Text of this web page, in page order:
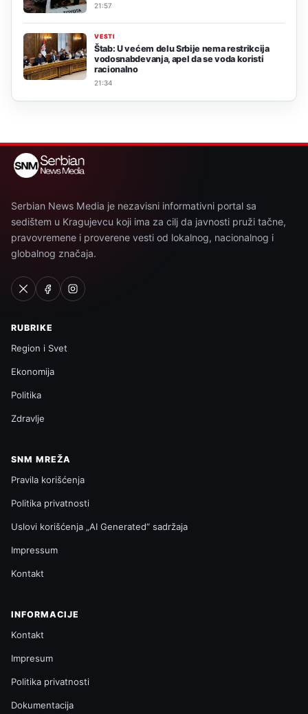
21:57
VESTI
Štab: U većem delu Srbije nema restrikcija
vodosnabdevanja, apel da se voda koristi
racionalno
21:34
Serbian News Media je nezavisni informativni portal sa
sedištem u Kragujevcu koji ima za cilj da javnosti pruži tačne,
pravovremene i proverene vesti od lokalnog, nacionalnog i
globalnog značaja.
RUBRIKE
Region i Svet
Ekonomija
Politika
Zdravlje
SNM MREŽA
Pravila korišćenja
Politika privatnosti
Uslovi korišćenja „AI Generated“ sadržaja
Impressum
Kontakt
INFORMACIJE
Kontakt
Impresum
Politika privatnosti
Dokumentacija